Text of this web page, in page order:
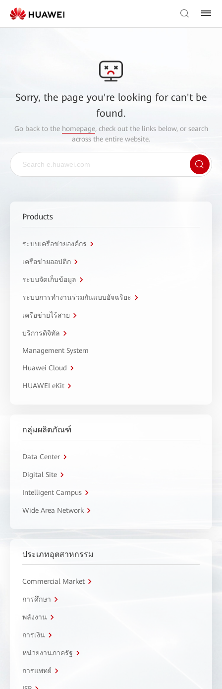
Sorry, the page you're looking for can't be
found.
Go back to the homepage, check out the links below, or search
across the entire website.
Products
ระบบเครือข่ายองค์กร
เครือข่ายออปติก
ระบบจัดเก็บข้อมูล
ระบบการทำงานร่วมกันแบบอัจฉริยะ
เครือข่ายไร้สาย
บริการดิจิทัล
Management System
Huawei Cloud
HUAWEI eKit
กลุ่มผลิตภัณฑ์
Data Center
Digital Site
Intelligent Campus
Wide Area Network
ประเภทอุตสาหกรรม
Commercial Market
การศึกษา
พลังงาน
การเงิน
หน่วยงานภาครัฐ
การแพทย์